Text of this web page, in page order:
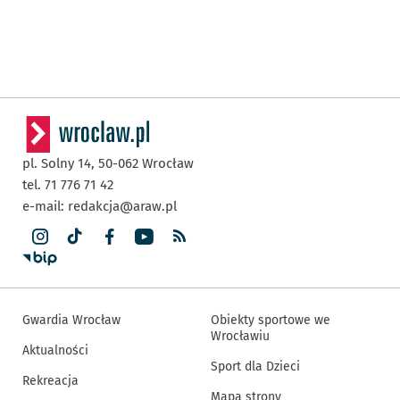
pl. Solny 14, 50-062 Wrocław
tel. 71 776 71 42
e-mail: redakcja@araw.pl
Gwardia Wrocław
Aktualności
Rekreacja
Obiekty sportowe we
Wrocławiu
Sport dla Dzieci
Mapa strony